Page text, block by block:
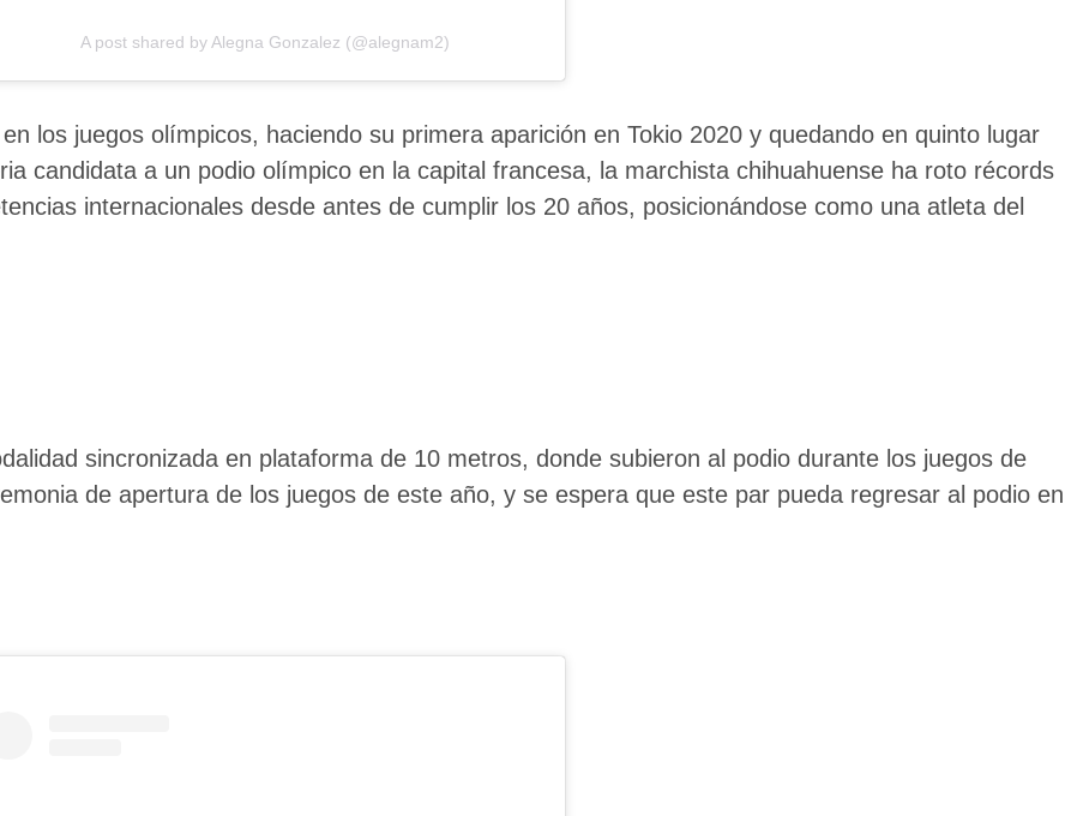
A post shared by Alegna Gonzalez (@alegnam2)
los juegos olímpicos, haciendo su primera aparición en Tokio 2020 y quedando en quinto lugar
candidata a un podio olímpico en la capital francesa, la marchista chihuahuense ha roto récords
internacionales desde antes de cumplir los 20 años, posicionándose como una atleta del
sincronizada en plataforma de 10 metros, donde subieron al podio durante los juegos de
de apertura de los juegos de este año, y se espera que este par pueda regresar al podio en